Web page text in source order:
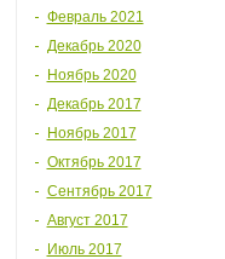
Февраль 2021
Декабрь 2020
Ноябрь 2020
Декабрь 2017
Ноябрь 2017
Октябрь 2017
Сентябрь 2017
Август 2017
Июль 2017